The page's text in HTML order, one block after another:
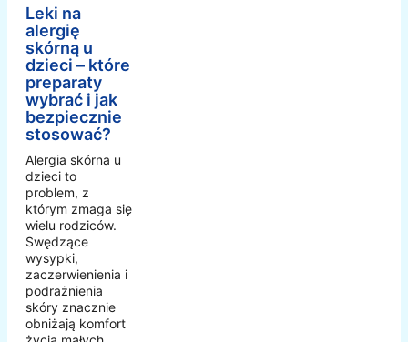
Leki na
alergię
skórną u
dzieci – które
preparaty
wybrać i jak
bezpiecznie
stosować?
Alergia skórna u
dzieci to
problem, z
którym zmaga się
wielu rodziców.
Swędzące
wysypki,
zaczerwienienia i
podrażnienia
skóry znacznie
obniżają komfort